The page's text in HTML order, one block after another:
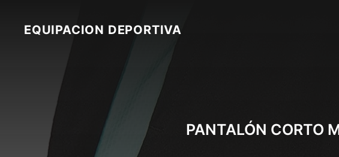
contentEQUIPACION DEPORTIVA
PANTALÓN CORTO